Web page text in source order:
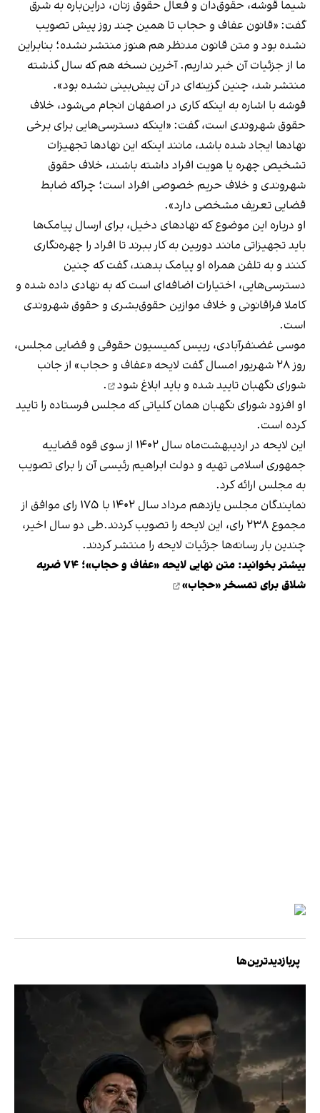
شیما قوشه، حقوق‌دان و فعال حقوق زنان، در‌این‌باره به شرق
گفت: «قانون عفاف و حجاب تا همین چند روز پیش تصویب
نشده بود و متن قانون مدنظر هم هنوز منتشر نشده؛ بنابراین
ما از جزئیات آن خبر نداریم. آخرین نسخه هم که سال گذشته
منتشر شد، چنین گزینه‌ای در آن پیش‌بینی نشده بود».
قوشه با اشاره به اینکه کاری در اصفهان انجام می‌شود، خلاف
حقوق شهروندی است، گفت: «اینکه دسترسی‌هایی برای برخی
نهادها ایجاد شده باشد، مانند اینکه این نهادها تجهیزات
تشخیص چهره یا هویت افراد داشته باشند، خلاف حقوق
شهروندی و خلاف حریم خصوصی افراد است؛ چراکه ضابط
قضایی تعریف مشخصی دارد».
او درباره این موضوع که نهادهای دخیل، برای ارسال پیامک‌ها‌
باید تجهیزاتی مانند دوربین به کار ببرند تا افراد را چهره‌نگاری
کنند و به تلفن همراه او پیامک بدهند، گفت که چنین
دسترسی‌هایی، اختیارات اضافه‌ای است که به نهادی داده شده و
کاملا فراقانونی و خلاف موازین حقوق‌بشری و حقوق شهروندی
است.
موسی غضنفرآبادی، رییس کمیسیون حقوقی و قضایی مجلس،
روز ۲۸ شهریور امسال گفت لایحه «عفاف و حجاب» از جانب
شورای نگهبان تایید شده و باید ابلاغ شود
.
او افزود شورای نگهبان همان کلیاتی که مجلس فرستاده را تایید
کرده است.
این لایحه در اردیبهشت‌ماه سال ۱۴۰۲ از سوی قوه قضاییه
جمهوری اسلامی تهیه و دولت ابراهیم رئیسی آن را برای تصویب
به مجلس ارائه کرد.
نمایندگان مجلس یازدهم مرداد سال ۱۴۰۲ با ۱۷۵ رای موافق از
مجموع ۲۳۸ رای، این لایحه را تصویب کردند.طی دو سال اخیر،
چندین بار رسانه‌ها جزئیات لایحه را منتشر کردند.
بیشتر بخوانید:
متن نهایی لایحه «عفاف و حجاب»؛ ۷۴ ضربه
شلاق برای تمسخر «حجاب»
پربازدیدترین‌ها